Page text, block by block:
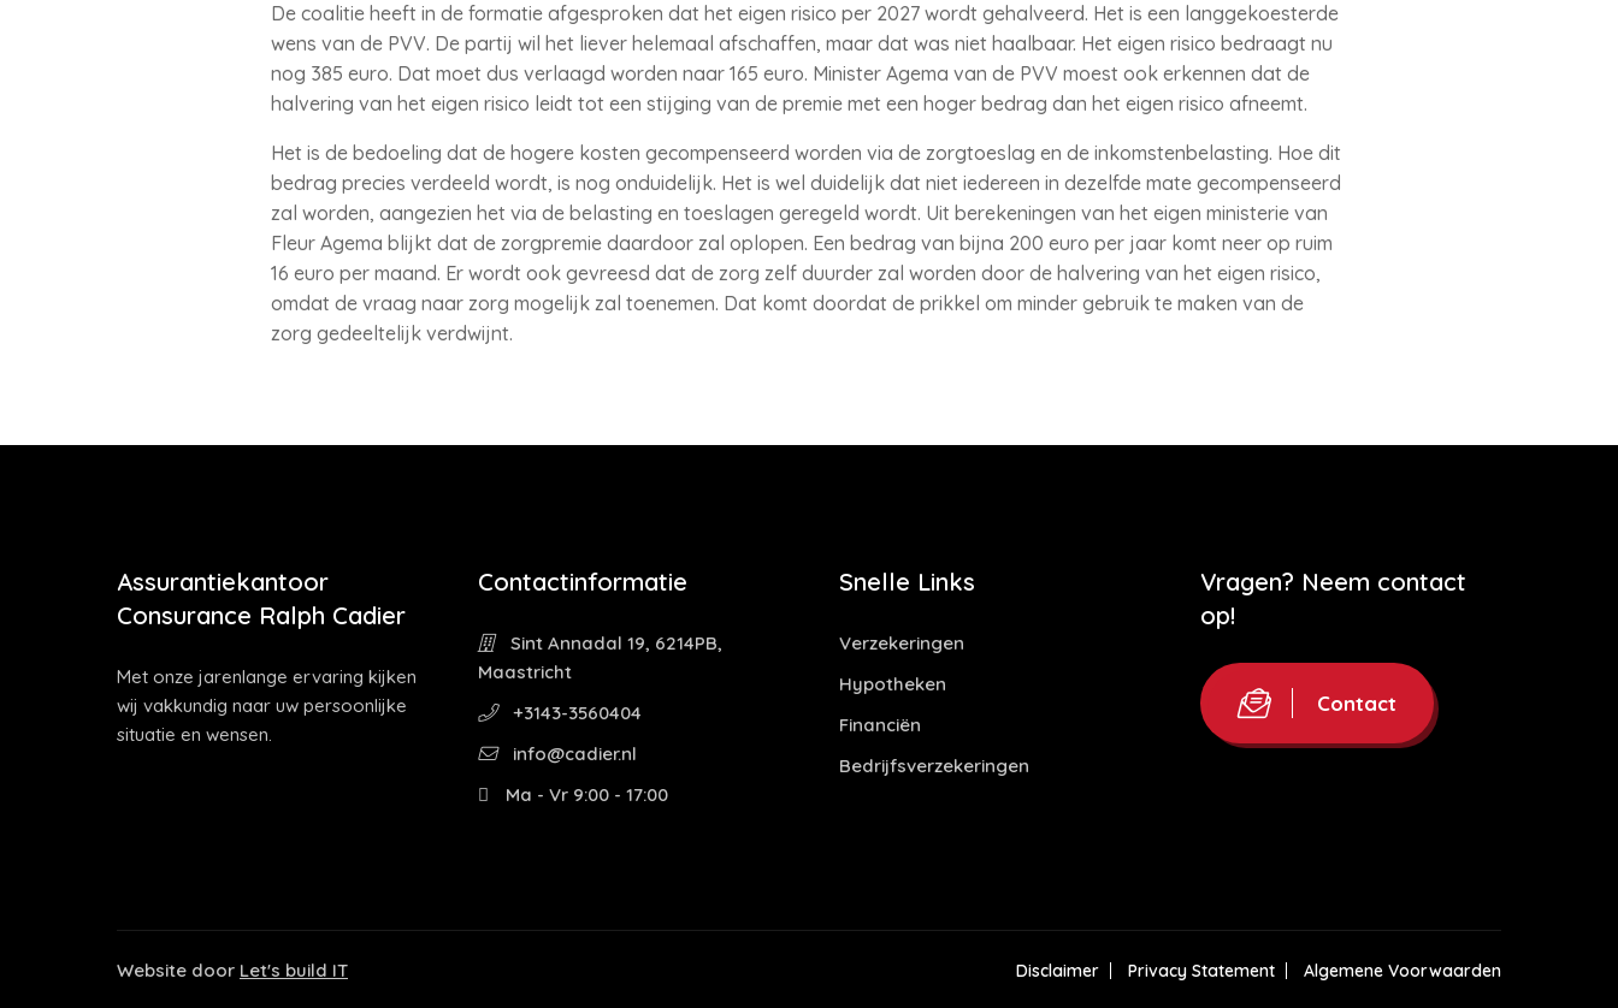
De coalitie heeft in de formatie afgesproken dat het eigen risico per 2027 wordt gehalveerd. Het is een langgekoesterde
wens van de PVV. De partij wil het liever helemaal afschaffen, maar dat was niet haalbaar. Het eigen risico bedraagt nu
nog 385 euro. Dat moet dus verlaagd worden naar 165 euro. Minister Agema van de PVV moest ook erkennen dat de
halvering van het eigen risico leidt tot een stijging van de premie met een hoger bedrag dan het eigen risico afneemt.
Het is de bedoeling dat de hogere kosten gecompenseerd worden via de zorgtoeslag en de inkomstenbelasting. Hoe dit
bedrag precies verdeeld wordt, is nog onduidelijk. Het is wel duidelijk dat niet iedereen in dezelfde mate gecompenseerd
zal worden, aangezien het via de belasting en toeslagen geregeld wordt. Uit berekeningen van het eigen ministerie van
Fleur Agema blijkt dat de zorgpremie daardoor zal oplopen. Een bedrag van bijna 200 euro per jaar komt neer op ruim
16 euro per maand. Er wordt ook gevreesd dat de zorg zelf duurder zal worden door de halvering van het eigen risico,
omdat de vraag naar zorg mogelijk zal toenemen. Dat komt doordat de prikkel om minder gebruik te maken van de
zorg gedeeltelijk verdwijnt.
Assurantiekantoor
Consurance Ralph Cadier
Met onze jarenlange ervaring kijken
wij vakkundig naar uw persoonlijke
situatie en wensen.
Contactinformatie
Sint Annadal 19, 6214PB,
Maastricht
+3143-3560404
info@cadier.nl
Ma - Vr 9:00 - 17:00
Snelle Links
Verzekeringen
Hypotheken
Financiën
Bedrijfsverzekeringen
Vragen? Neem contact
op!
Contact
Website door Let's build IT Disclaimer Privacy Statement Algemene Voorwaarden